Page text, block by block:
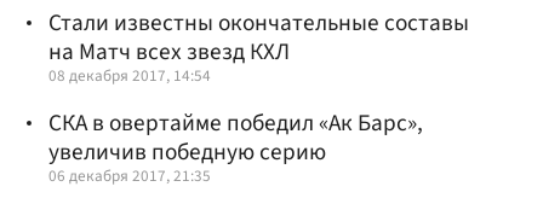
Стали известны окончательные составы
на Матч всех звезд КХЛ
08 декабря 2017, 14:54
СКА в овертайме победил «Ак Барс»,
увеличив победную серию
06 декабря 2017, 21:35